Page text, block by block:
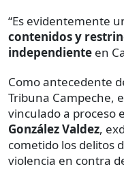
“Es evidentemente
contenidosy
independiente en
Como antecedente
Tribuna Campeche,
vinculado a proceso
González Valdez,
cometido los delitos
violencia en contra